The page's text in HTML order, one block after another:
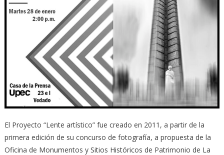
El Proyecto “Lente artístico” fue creado en 2011, a partir de la
primera edición de su concurso de fotografía, a propuesta de la
Oficina de Monumentos y Sitios Históricos de Patrimonio de La